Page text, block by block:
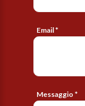
Email *
Messaggio *